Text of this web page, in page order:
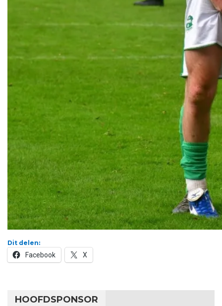
Dit delen:
Facebook X
HOOFDSPONSOR